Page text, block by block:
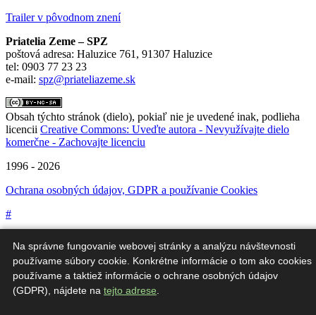
Trailer v pôvodnom znení
Priatelia Zeme – SPZ
poštová adresa: Haluzice 761, 91307 Haluzice
tel: 0903 77 23 23
e-mail: spz@priateliazeme.sk
Obsah týchto stránok (dielo), pokiaľ nie je uvedené inak, podlieha
licencii Creative Commons: Uveďte autora - Nevyužívajte dielo
komerčne - Zachovajte licenciu
1996 - 2026
Ochrana osobných údajov, GDPR a používanie Cookies
#
Táto webová stránka bola vytvorená v rámci projektu "Škola
Na správne fungovanie webovej stránky a analýzu návštevnosti
používame súbory cookie. Konkrétne informácie o tom ako cookies
používame a taktiež informácie o ochrane osobných údajov
(GDPR), nájdete na tejto adrese